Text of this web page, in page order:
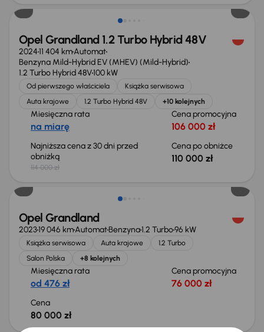
Opel Grandland 1.2 Turbo Hybrid 48V
202411 404 kmAutomat
Benzyna Mild-Hybrid EV (MHEV) (Mild-Hybrid)
1.2 Turbo Hybrid 48V100 kW
Od pierwszego właściciela
Książka serwisowa
Auta krajowe
1.2 Turbo Hybrid 48V +10 kolejnych
Miesięczna rata
na miarę
Cena promocyjna
106 000 zł
Najniższa cena z 30 dni przed
obniżką
114 000 zł
Cena po obniżce
110 000 zł
Świeżo skupione
Opel Grandland
202319 046 kmAutomatBenzyna1.2 Turbo96 kW
Książka serwisowa Auta krajowe
1.2 Turbo
Salon Polska
+8 kolejnych
Miesięczna rata
od 476 zł
Cena promocyjna
76 000 zł
Cena
80 000 zł
Świeżo skupione